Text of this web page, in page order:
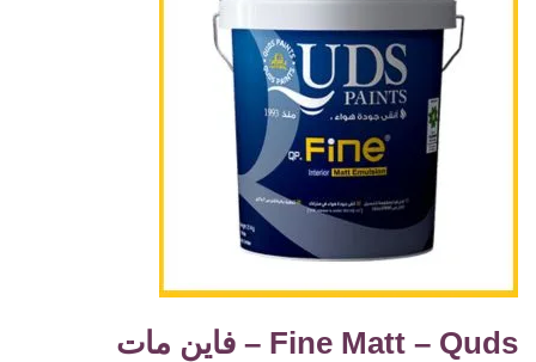
Fine Matt – Quds – فاين مات